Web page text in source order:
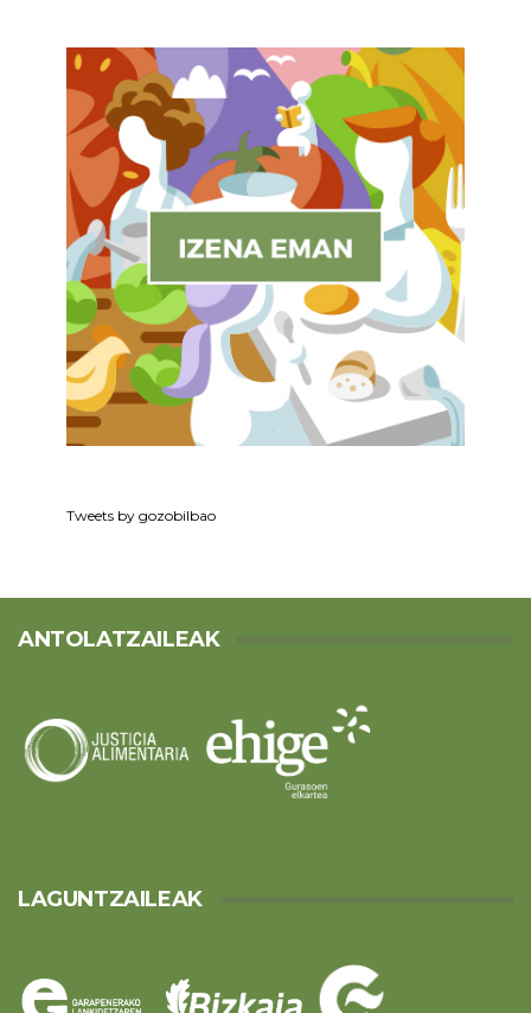
Tweets by gozobilbao
ANTOLATZAILEAK
LAGUNTZAILEAK